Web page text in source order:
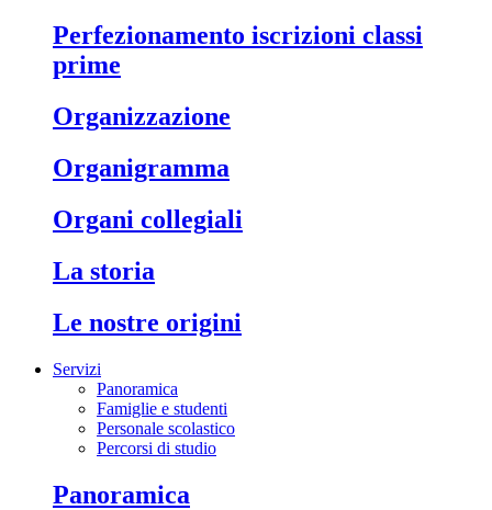
perfezionamento iscrizioni classi
prime
organizzazione
organigramma
organi collegiali
la storia
le nostre origini
Servizi
Panoramica
Famiglie e studenti
Personale scolastico
Percorsi di studio
panoramica